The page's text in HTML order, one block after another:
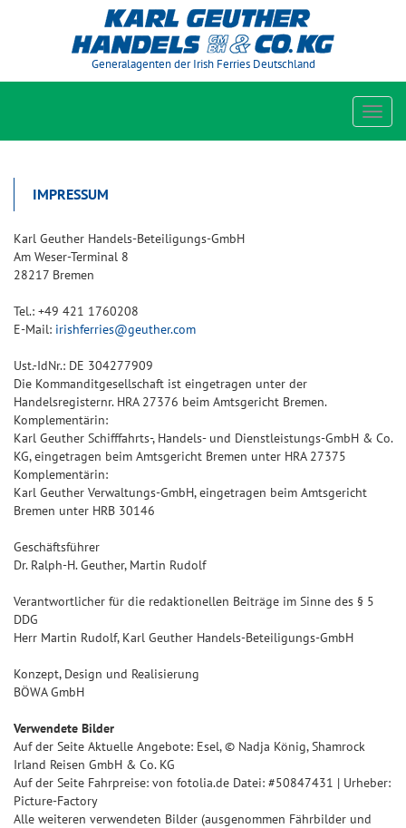
Generalagenten der Irish Ferries Deutschland
IMPRESSUM
Karl Geuther Handels-Beteiligungs-GmbH
Am Weser-Terminal 8
28217 Bremen
Tel.: +49 421 1760208
E-Mail: irishferries@geuther.com
Ust.-IdNr.: DE 304277909
Die Kommanditgesellschaft ist eingetragen unter der
Handelsregisternr. HRA 27376 beim Amtsgericht Bremen.
Komplementärin:
Karl Geuther Schifffahrts-, Handels- und Dienstleistungs-GmbH & Co.
KG, eingetragen beim Amtsgericht Bremen unter HRA 27375
Komplementärin:
Karl Geuther Verwaltungs-GmbH, eingetragen beim Amtsgericht
Bremen unter HRB 30146
Geschäftsführer
Dr. Ralph-H. Geuther, Martin Rudolf
Verantwortlicher für die redaktionellen Beiträge im Sinne des § 5
DDG
Herr Martin Rudolf, Karl Geuther Handels-Beteiligungs-GmbH
Konzept, Design und Realisierung
BÖWA GmbH
Verwendete Bilder
Auf der Seite Aktuelle Angebote: Esel, © Nadja König, Shamrock
Irland Reisen GmbH & Co. KG
Auf der Seite Fahrpreise: von fotolia.de Datei: #50847431 | Urheber:
Picture-Factory
Alle weiteren verwendeten Bilder (ausgenommen Fährbilder und